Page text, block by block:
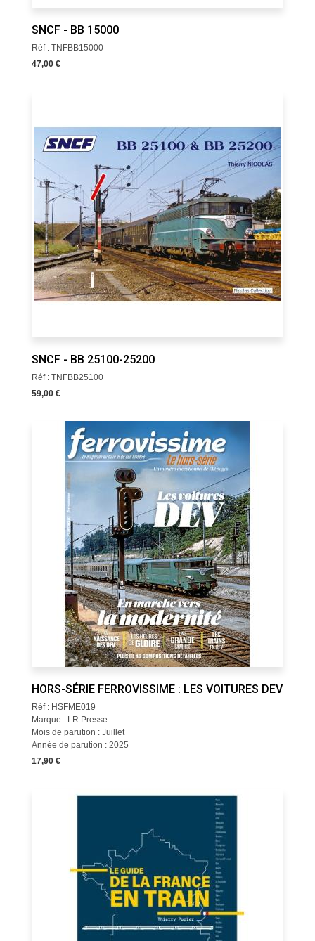
SNCF - BB 15000
Réf : TNFBB15000
47,00 €
SNCF - BB 25100-25200
Réf : TNFBB25100
59,00 €
HORS-SÉRIE FERROVISSIME : LES VOITURES DEV
Réf : HSFME019
Marque : LR Presse
Mois de parution : Juillet
Année de parution : 2025
17,90 €